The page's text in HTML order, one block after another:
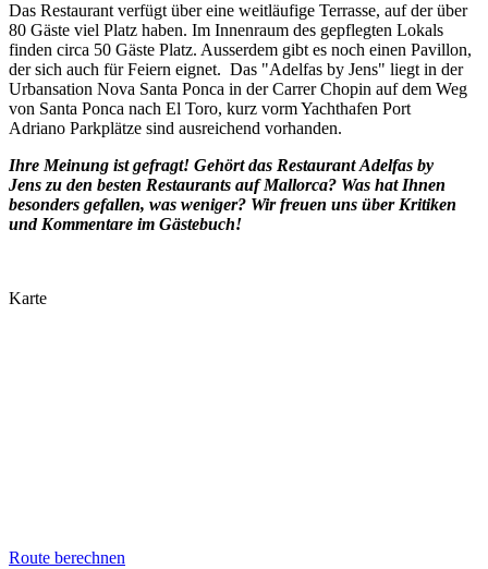
Das Restaurant verfügt über eine weitläufige Terrasse, auf der über
80 Gäste viel Platz haben. Im Innenraum des gepflegten Lokals
finden circa 50 Gäste Platz. Ausserdem gibt es noch einen Pavillon,
der sich auch für Feiern eignet. Das "Adelfas by Jens" liegt in der
Urbansation Nova Santa Ponca in der Carrer Chopin auf dem Weg
von Santa Ponca nach El Toro, kurz vorm Yachthafen Port
Adriano Parkplätze sind ausreichend vorhanden.
Ihre Meinung ist gefragt! Gehört das RestaurantAdelfas by
Jens zu den besten Restaurants auf Mallorca? Was hat Ihnen
besonders gefallen, was weniger? Wir freuen uns über Kritiken
und Kommentare im Gästebuch!
Karte
Route berechnen